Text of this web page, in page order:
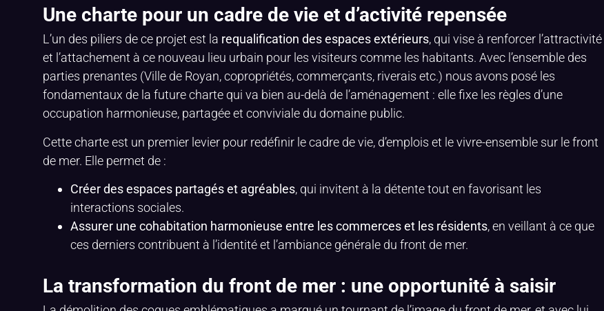
Une charte pour un cadre de vie et d’activité repensée
L’un des piliers de ce projet est la requalification des espaces extérieurs, qui vise à renforcer l’attractivité
et l’attachement à ce nouveau lieu urbain pour les visiteurs comme les habitants. Avec l’ensemble des
parties prenantes (Ville de Royan, copropriétés, commerçants, riverais etc.) nous avons posé les
fondamentaux de la future charte qui va bien au-delà de l’aménagement : elle fixe les règles d’une
occupation harmonieuse, partagée et conviviale du domaine public.
Cette charte est un premier levier pour redéfinir le cadre de vie, d’emplois et le vivre-ensemble sur le front
de mer. Elle permet de :
Créer des espaces partagés et agréables, qui invitent à la détente tout en favorisant les
interactions sociales.
Assurer une cohabitation harmonieuse entre les commerces et les résidents, en veillant à ce que
ces derniers contribuent à l’identité et l’ambiance générale du front de mer.
La transformation du front de mer : une opportunité à saisir